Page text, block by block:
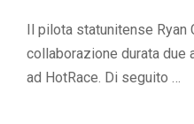
Il pilota statunitense Ryan
collaborazione durata due
ad HotRace. Di seguito …